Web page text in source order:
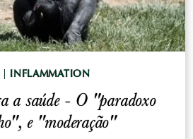
INFLAMMATION
a saúde - O "paradoxo
e "moderação"